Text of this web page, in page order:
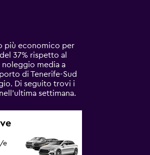
più economico per
37% rispetto al
noleggio media a
di Tenerife-Sud
Di seguito trovi i
settimana.
e